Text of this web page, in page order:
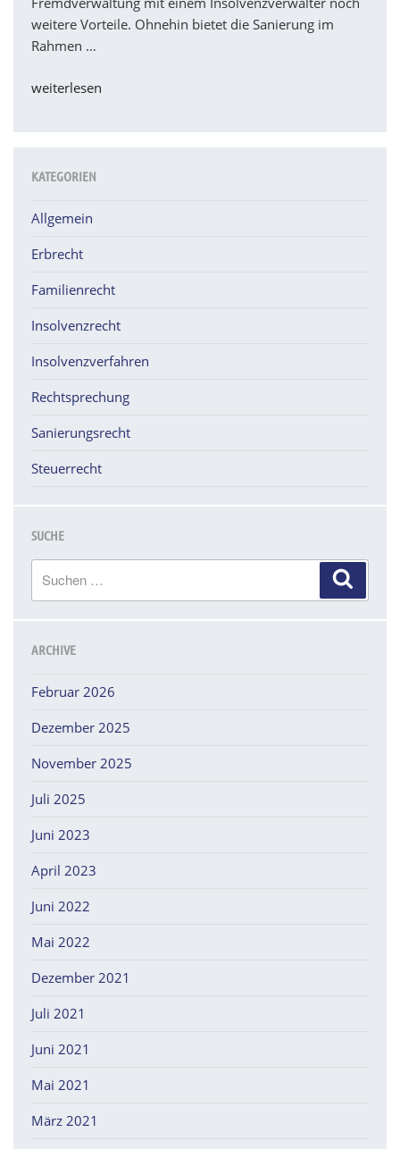
weitere Vorteile. Ohnehin bietet die Sanierung im
Rahmen …
„Unternehmenssanierung
Insolvenzplanverfahrens
Eigenverwaltung“
weiterlesen
KATEGORIEN
Allgemein
Erbrecht
Familienrecht
Insolvenzrecht
Insolvenzverfahren
Rechtsprechung
Sanierungsrecht
Steuerrecht
SUCHE
nach:
ARCHIVE
Februar 2026
Dezember 2025
November 2025
Juli 2025
Juni 2023
April 2023
Juni 2022
Mai 2022
Dezember 2021
Juli 2021
Juni 2021
Mai 2021
März 2021